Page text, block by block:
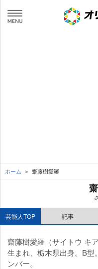
ホーム 齋藤樹愛羅
芸能人TOP 記事
齋藤樹愛羅（サイトウ キ
生まれ、栃木県出身。B型
ンバー。